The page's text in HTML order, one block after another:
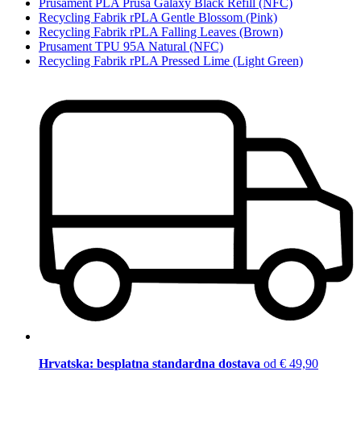
Prusament PLA Prusa Galaxy Black Refill (NFC)
Recycling Fabrik rPLA Gentle Blossom (Pink)
Recycling Fabrik rPLA Falling Leaves (Brown)
Prusament TPU 95A Natural (NFC)
Recycling Fabrik rPLA Pressed Lime (Light Green)
Hrvatska: besplatna standardna dostava od € 49,90